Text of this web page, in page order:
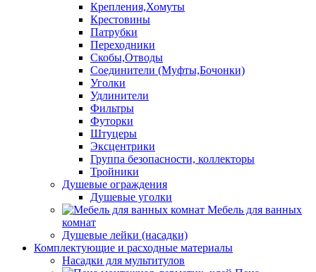
Крепления,Хомуты
Крестовины
Патрубки
Переходники
Скобы,Отводы
Соединители (Муфты,Бочонки)
Уголки
Удлинители
Фильтры
Футорки
Штуцеры
Эксцентрики
Группа безопасности, коллекторы
Тройники
Душевые ограждения
Душевые уголки
Мебель для ванных
комнат
Душевые лейки (насадки)
Комплектующие и расходные материалы
Насадки для мультитулов